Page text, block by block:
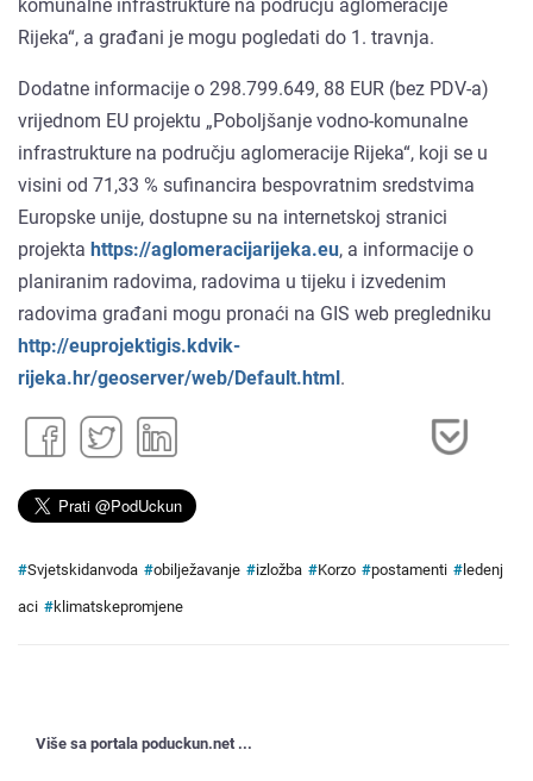
komunalne infrastrukture na području aglomeracije
Rijeka“, a građani je mogu pogledati do 1. travnja.
Dodatne informacije o 298.799.649, 88 EUR (bez PDV-a)
vrijednom EU projektu „Poboljšanje vodno-komunalne
infrastrukture na području aglomeracije Rijeka“, koji se u
visini od 71,33 % sufinancira bespovratnim sredstvima
Europske unije, dostupne su na internetskoj stranici
projekta https://aglomeracijarijeka.eu, a informacije o
planiranim radovima, radovima u tijeku i izvedenim
radovima građani mogu pronaći na GIS web pregledniku
http://euprojektigis.kdvik-
rijeka.hr/geoserver/web/Default.html.
#Svjetskidanvoda #obilježavanje #izložba #Korzo #postamenti # ledenj
aci #klimatskepromjene
Više sa portala poduckun.net ...